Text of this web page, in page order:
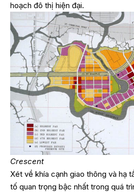
hoạch đô thị hiện đại.
Crescent
Xét về khía cạnh giao thông và hạ
tố quan trọng bậc nhất trong quá